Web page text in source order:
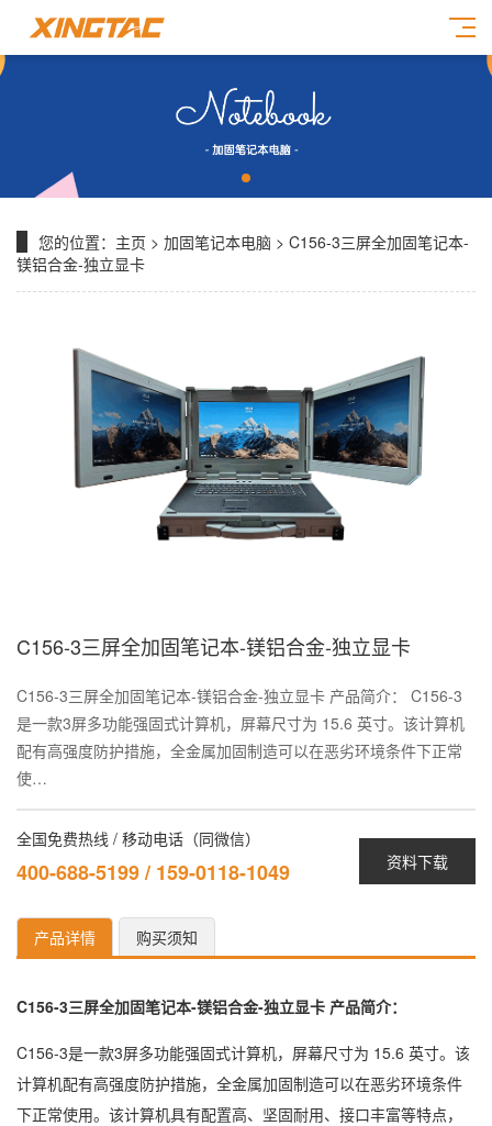
您的位置： 主页 > 加固笔记本电脑 > C156-3三屏全加固笔记本-
镁铝合金-独立显卡
C156-3三屏全加固笔记本-镁铝合金-独立显卡
C156-3三屏全加固笔记本-镁铝合金-独立显卡 产品简介： C156-3
是一款3屏多功能强固式计算机，屏幕尺寸为 15.6 英寸。该计算机
配有高强度防护措施，全金属加固制造可以在恶劣环境条件下正常
使…
资料下载
全国免费热线 / 移动电话（同微信）
400-688-5199 / 159-0118-1049
产品详情 购买须知
C156-3三屏全加固笔记本-镁铝合金-独立显卡 产品简介：
C156-3是一款3屏多功能强固式计算机，屏幕尺寸为 15.6 英寸。该
计算机配有高强度防护措施，全金属加固制造可以在恶劣环境条件
下正常使用。该计算机具有配置高、坚固耐用、接口丰富等特点，